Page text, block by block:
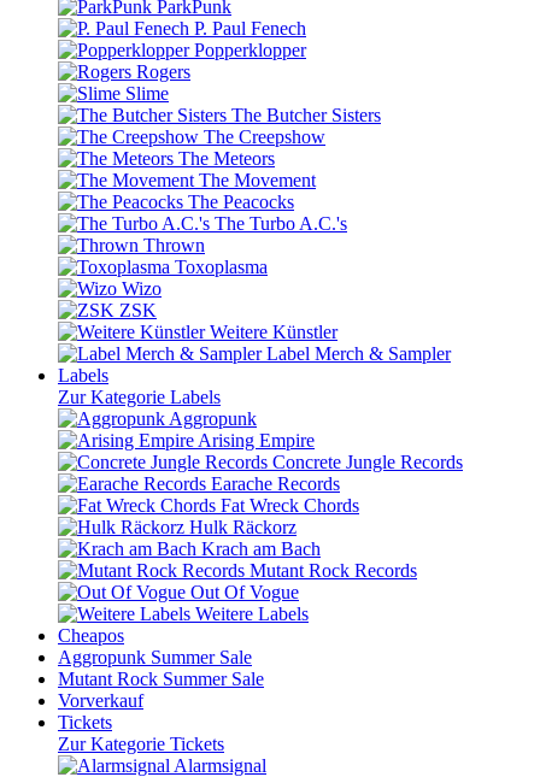
ParkPunk
P. Paul Fenech
Popperklopper
Rogers
Slime
The Butcher Sisters
The Creepshow
The Meteors
The Movement
The Peacocks
The Turbo A.C.'s
Thrown
Toxoplasma
Wizo
ZSK
Weitere Künstler
Label Merch & Sampler
Labels
Zur Kategorie Labels
Aggropunk
Arising Empire
Concrete Jungle Records
Earache Records
Fat Wreck Chords
Hulk Räckorz
Krach am Bach
Mutant Rock Records
Out Of Vogue
Weitere Labels
Cheapos
Aggropunk Summer Sale
Mutant Rock Summer Sale
Vorverkauf
Tickets
Zur Kategorie Tickets
Alarmsignal